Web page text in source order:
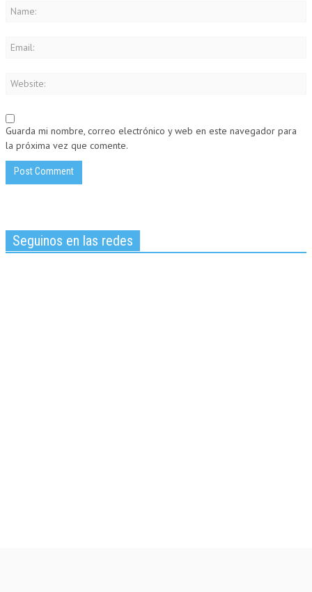
Guarda mi nombre, correo electrónico y web en este navegador para
la próxima vez que comente.
Seguinos en las redes